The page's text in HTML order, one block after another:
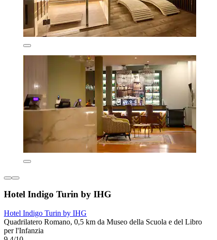
Hotel Indigo Turin by IHG
Hotel Indigo Turin by IHG
Quadrilatero Romano, 0,5 km da Museo della Scuola e del Libro
per l'Infanzia